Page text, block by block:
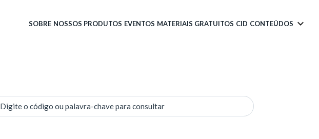
SOBRE NOSSOS PRODUTOS EVENTOS MATERIAIS GRATUITOS CID CONTEÚDOS
Digite o código ou palavra-chave para consultar